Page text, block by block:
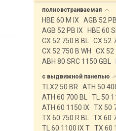
полновстраиваемая
HBE 60 M IX
AGB 52 PB
AGB 52 PB IX
HBE 60
CX 52 750 B BL
CX 52
CX 52 750 B WH
CX 52
ABH 80 SRC 1150 GBL
с выдвижной панелью
TLX2 50 BR
ATH 50
ATH 60 700 BL
TL 50
ATH 60 1150 IX
TX 50
TX 60 750 R BL
TX 60
TL 60 1100 IX T TX 60